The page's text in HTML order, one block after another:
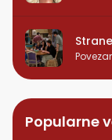
Popularne